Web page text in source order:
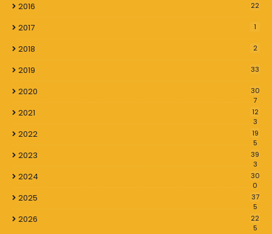
2016 22
2017 1
2018 2
2019 33
2020
30
7
2021
12
3
2022
19
5
2023
39
3
2024
30
0
2025
37
5
2026
22
5